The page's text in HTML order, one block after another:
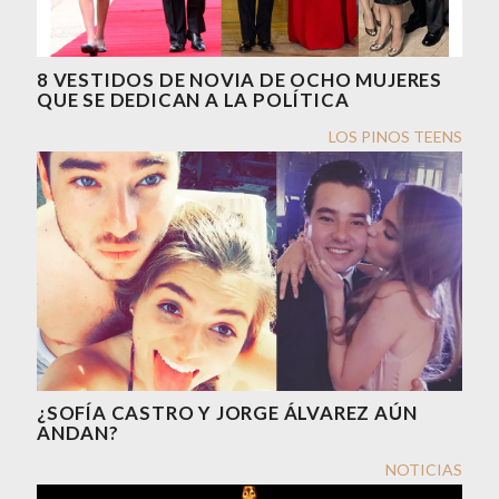
8 VESTIDOS DE NOVIA DE OCHO MUJERES
QUE SE DEDICAN A LA POLÍTICA
LOS PINOS TEENS
¿SOFÍA CASTRO Y JORGE ÁLVAREZ AÚN
ANDAN?
NOTICIAS